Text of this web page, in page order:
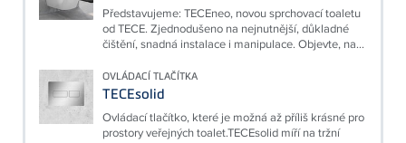
Představujeme: TECEneo, novou sprchovací toaletu
od TECE. Zjednodušeno na nejnutnější, důkladné
čištění, snadná instalace i manipulace. Objevte, na...
OVLÁDACÍ TLAČÍTKA
TECEsolid
Ovládací tlačítko, které je možná až příliš krásné pro
prostory veřejných toalet.TECEsolid míří na tržní